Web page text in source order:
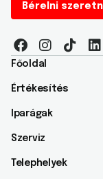
Bérelni
Főoldal
Értékesítés
Iparágak
Szerviz
Telephelyek